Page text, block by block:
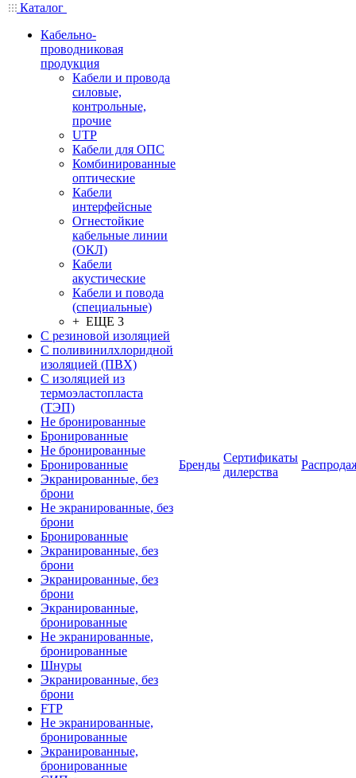
Каталог
Кабельно-
проводниковая
продукция
Кабели и провода
силовые,
контрольные,
прочие
UTP
Кабели для ОПС
Комбинированные
оптические
Кабели
интерфейсные
Огнестойкие
кабельные линии
(ОКЛ)
Кабели
акустические
Кабели и повода
(специальные)
+ ЕЩЕ 3
С резиновой изоляцией
С поливинилхлоридной
изоляцией (ПВХ)
С изоляцией из
термоэластопласта
(ТЭП)
Не бронированные
Бронированные
Не бронированные
Бронированные
Экранированные, без
брони
Не экранированные, без
брони
Бронированные
Экранированные, без
брони
Экранированные, без
брони
Экранированные,
бронированные
Не экранированные,
бронированные
Шнуры
Экранированные, без
брони
FTP
Не экранированные,
бронированные
Экранированные,
бронированные
Бренды
Сертификаты
дилерства